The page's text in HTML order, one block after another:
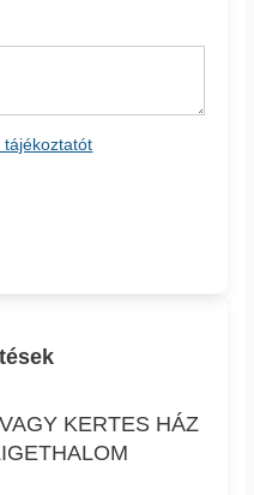
tájékoztatót
KERTES HÁZ